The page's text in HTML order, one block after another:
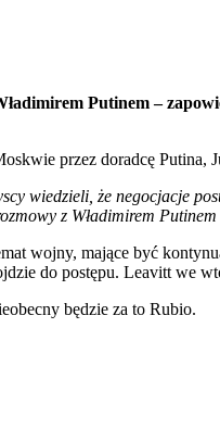
Putinem –
przez doradcę Putina,
wiedzieli, że negocjacje
z Władimirem Putinem
wojny, mające być
do postępu. Leavitt we
będzie za to Rubio.